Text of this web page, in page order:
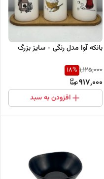
بانکه آوا مدل رنگی - سایز بزرگ
1,125,000
18%
917,000
افزودن به سبد